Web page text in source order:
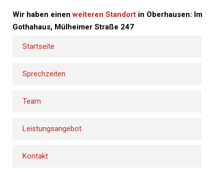
Wir haben einenweiteren Standort in Oberhausen: Im
Gothahaus, Mülheimer Straße 247
Startseite
Sprechzeiten
Team
Leistungsangebot
Kontakt